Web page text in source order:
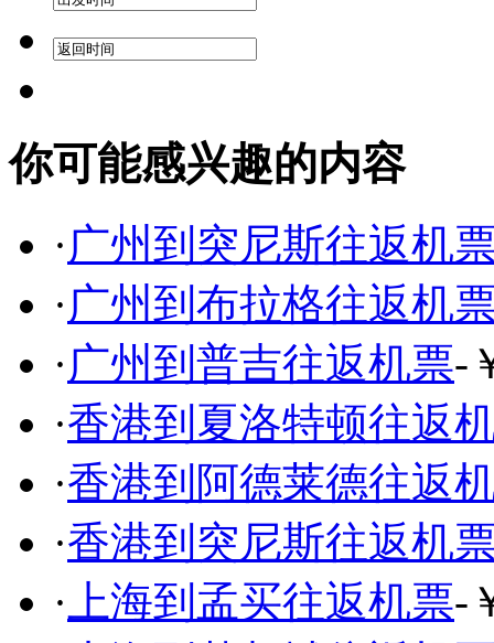
你可能感兴趣的内容
·广州到突尼斯往返机
·广州到布拉格往返机
·广州到普吉往返机票-
·香港到夏洛特顿往返
·香港到阿德莱德往返
·香港到突尼斯往返机
· 上海到孟买往返机票-